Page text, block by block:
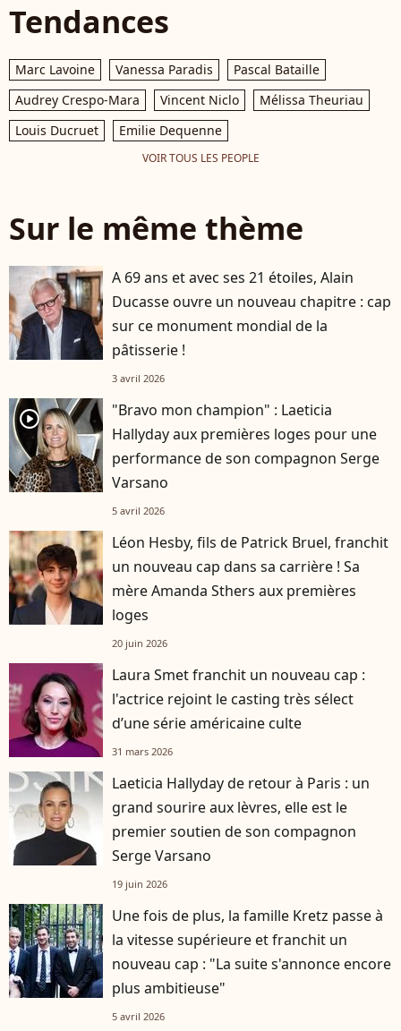
Tendances
Marc Lavoine Vanessa Paradis
Pascal Bataille
Audrey Crespo-Mara
Vincent Niclo
Mélissa Theuriau
Louis Ducruet
Emilie Dequenne
VOIR TOUS LES PEOPLE
Sur le même thème
A 69 ans et avec ses 21 étoiles, Alain
Ducasse ouvre un nouveau chapitre : cap
sur ce monument mondial de la
pâtisserie !
3 avril 2026
player2
"Bravo mon champion" : Laeticia
Hallyday aux premières loges pour une
performance de son compagnon Serge
Varsano
5 avril 2026
Léon Hesby, fils de Patrick Bruel, franchit
un nouveau cap dans sa carrière ! Sa
mère Amanda Sthers aux premières
loges
20 juin 2026
Laura Smet franchit un nouveau cap :
l'actrice rejoint le casting très sélect
d’une série américaine culte
31 mars 2026
Laeticia Hallyday de retour à Paris : un
grand sourire aux lèvres, elle est le
premier soutien de son compagnon
Serge Varsano
19 juin 2026
Une fois de plus, la famille Kretz passe à
la vitesse supérieure et franchit un
nouveau cap : "La suite s'annonce encore
plus ambitieuse"
5 avril 2026